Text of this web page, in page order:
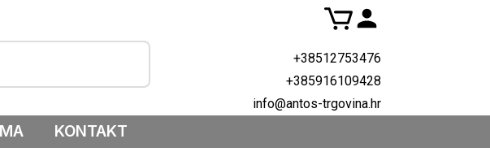
+38512753476
+385916109428
info@antos-trgovina.hr
KONTAKT